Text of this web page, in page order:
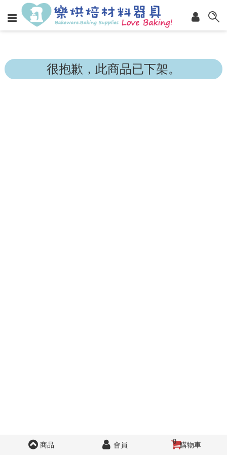
很抱歉，此商品已下架。
商品 會員 0 購物車